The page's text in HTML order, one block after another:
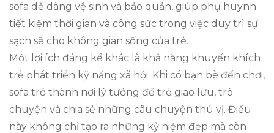
sofa dễ dàng vệ sinh và bảo quản, giúp phụ huynh
tiết kiệm thời gian và công sức trong việc duy trì sự
sạch sẽ cho không gian sống của trẻ.
Một lợi ích đáng kể khác là khả năng khuyến khích
trẻ phát triển kỹ năng xã hội. Khi có bạn bè đến chơi,
sofa trở thành nơi lý tưởng để trẻ giao lưu, trò
chuyện và chia sẻ những câu chuyện thú vị. Điều
này không chỉ tạo ra những kỷ niệm đẹp mà còn